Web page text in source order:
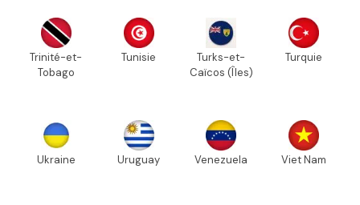
Trinité-et-
Tobago
Tunisie
Turks-et-
Caïcos (Îles)
Turquie
Ukraine Uruguay Venezuela Viet Nam